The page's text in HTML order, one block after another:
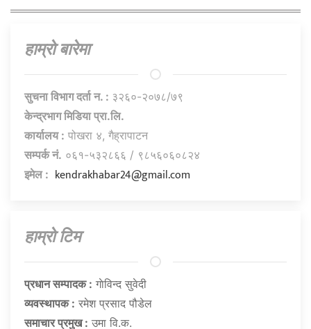
हाम्राे बारेमा
सुचना विभाग दर्ता न. : ३२६०-२०७८/७९
केन्द्रभाग मिडिया प्रा.लि.
कार्यालय : पोखरा ४, गैह्रापाटन
सम्पर्क नं. ०६१-५३२८६६ / ९८५६०६०८२४
इमेल : kendrakhabar24@gmail.com
हाम्राे टिम
प्रधान सम्पादक : गाेविन्द सुवेदी
व्यवस्थापक : रमेश प्रसाद पौडेल
समाचार प्रमुख : उमा वि.क.